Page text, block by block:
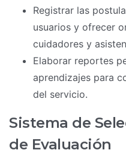
Registrar las
usuarios y ofrecer
cuidadores y
Elaborar reportes
aprendizajes para
del servicio.
Sistema de
de Evaluación